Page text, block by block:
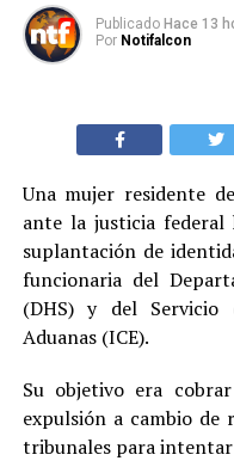
Publicado Hace 13
Por Notifalcon
Una mujer residente
ante la justicia federal
suplantación de
funcionaria del
(DHS) y del
Aduanas (ICE).
Su objetivo era
expulsión a cambio de
tribunales para intentar